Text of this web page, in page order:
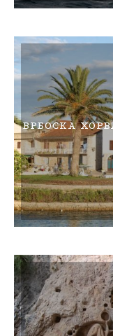
ВРБОСКА